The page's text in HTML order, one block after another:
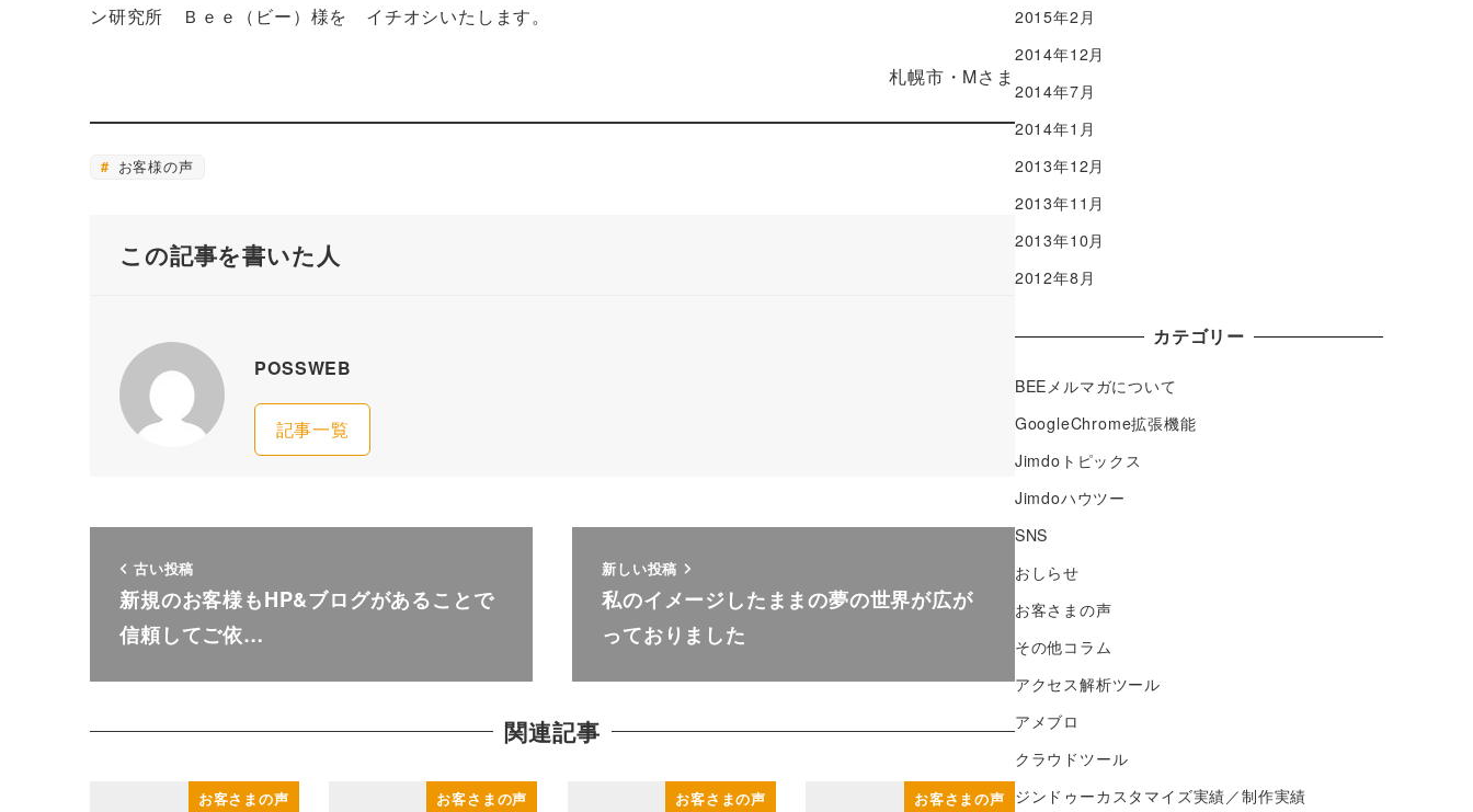
ン研究所 Ｂｅｅ（ビー）様を イチオシいたします。
札幌市・Mさま
お客様の声
この記事を書いた人
POSSWEB
記事一覧
古い投稿
新規のお客様もHP&ブログがあることで
信頼してご依…
新しい投稿
私のイメージしたままの夢の世界が広が
っておりました
関連記事
お客さまの声 お客さまの声 お客さまの声 お客さまの声
2015年2月
2014年12月
2014年7月
2014年1月
2013年12月
2013年11月
2013年10月
2012年8月
カテゴリー
BEEメルマガについて
GoogleChrome拡張機能
Jimdoトピックス
Jimdoハウツー
SNS
おしらせ
お客さまの声
その他コラム
アクセス解析ツール
アメブロ
クラウドツール
ジンドゥーカスタマイズ実績／制作実績